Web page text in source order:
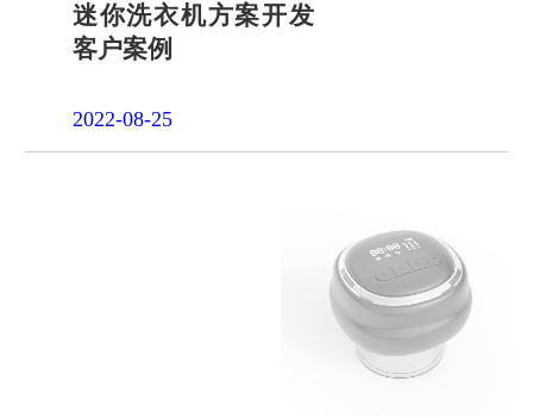
迷你洗衣机方案开发
客户案例
2022-08-25